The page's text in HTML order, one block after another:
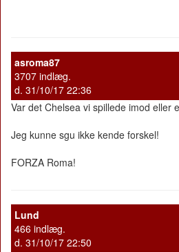
asroma87
3707 indlæg.
d. 31/10/17 22:36
Var det Chelsea vi spillede imod eller
Jeg kunne sgu ikke kende forskel!
FORZA Roma!
Lund
466 indlæg.
d. 31/10/17 22:50